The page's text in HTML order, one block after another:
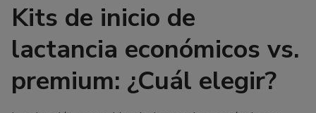
Kits de inicio de
lactancia económicos vs.
premium: ¿Cuál elegir?